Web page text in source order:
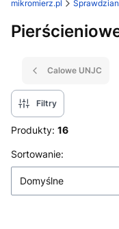
mikromierz.pl
Calowe UNJC
Filtry
Produkty: 16
Lista produktów
Sortowanie:
Domyślne